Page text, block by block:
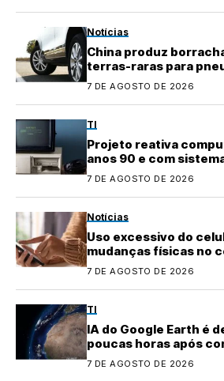
Notícias
China produz
terras-raras para
elétricos
7 DE AGOSTO DE 2026
TI
Projeto reativa
anos 90 e com
quase perdido
7 DE AGOSTO DE 2026
Notícias
Uso excessivo do
mudanças físicas no
7 DE AGOSTO DE 2026
TI
IA do Google Earth é
poucas horas após
7 DE AGOSTO DE 2026